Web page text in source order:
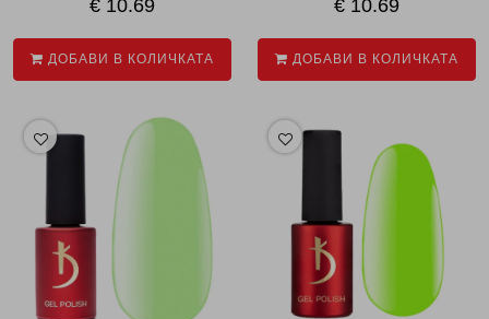
€ 10.69
ДОБАВИ В КОЛИЧКАТА
€ 10.69
ДОБАВИ В КОЛИЧКАТА